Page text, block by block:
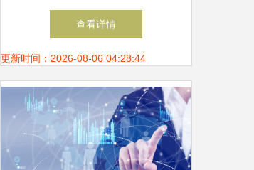
支优秀广场舞队伍，舞出精彩
生活
查看详情
更新时间：2026-08-06 04:28:44